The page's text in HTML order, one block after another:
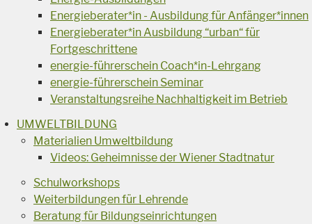
Energieberater*in - Ausbildung für Anfänger*innen
Energieberater*in Ausbildung “urban“ für
Fortgeschrittene
energie-führerschein Coach*in-Lehrgang
energie-führerschein Seminar
Veranstaltungsreihe Nachhaltigkeit im Betrieb
UMWELTBILDUNG
Materialien Umweltbildung
Videos: Geheimnisse der Wiener Stadtnatur
Schulworkshops
Weiterbildungen für Lehrende
Beratung für Bildungseinrichtungen